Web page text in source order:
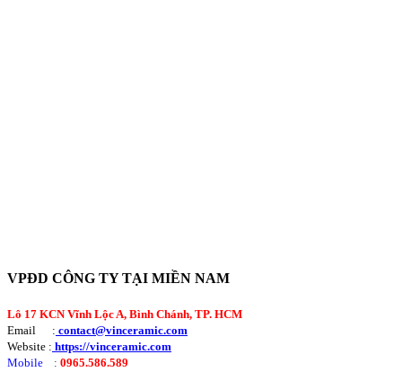
VPĐD CÔNG TY TẠI MIỀN NAM
Lô 17 KCN Vĩnh Lộc A, Bình Chánh, TP. HCM
Email : contact@vinceramic.com
Website : https://vinceramic.com
Mobile : 0965.586.589